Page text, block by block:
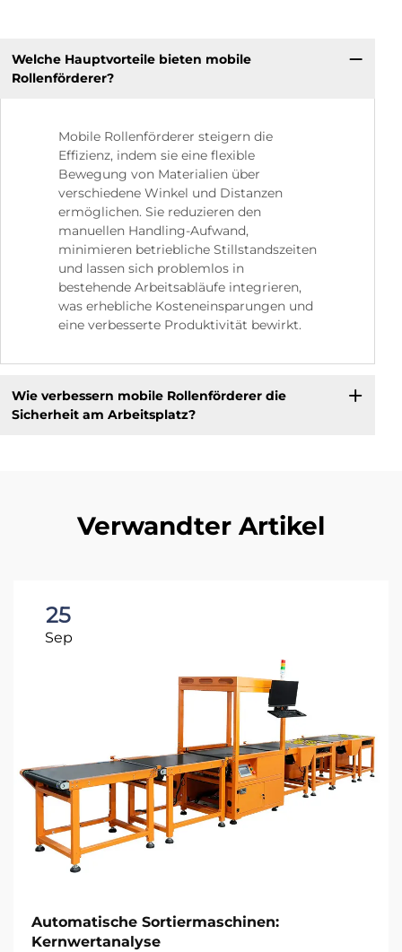
Welche Hauptvorteile bieten mobile
Rollenförderer?
Mobile Rollenförderer steigern die
Effizienz, indem sie eine flexible
Bewegung von Materialien über
verschiedene Winkel und Distanzen
ermöglichen. Sie reduzieren den
manuellen Handling-Aufwand,
minimieren betriebliche Stillstandszeiten
und lassen sich problemlos in
bestehende Arbeitsabläufe integrieren,
was erhebliche Kosteneinsparungen und
eine verbesserte Produktivität bewirkt.
Wie verbessern mobile Rollenförderer die
Sicherheit am Arbeitsplatz?
Verwandter Artikel
25
Sep
Automatische Sortiermaschinen:
Kernwertanalyse